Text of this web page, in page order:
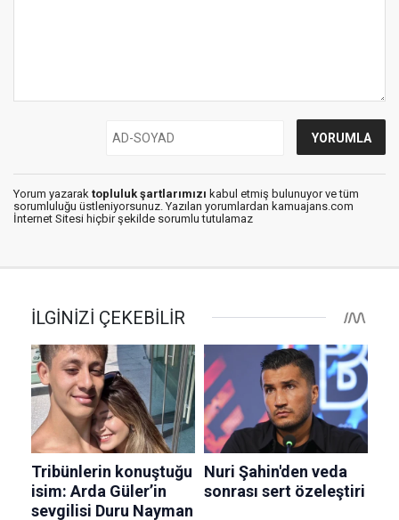
Yorum yazarak topluluk şartlarımızı kabul etmiş bulunuyor ve tüm
sorumluluğu üstleniyorsunuz. Yazılan yorumlardan kamuajans.com
İnternet Sitesi hiçbir şekilde sorumlu tutulamaz